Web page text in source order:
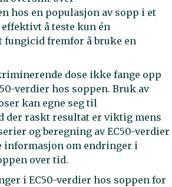
hos en populasjon av sopp i et
å teste kun én
fungicid fremfor å bruke en
dose ikke fange opp
verdier hos soppen. Bruk av
kan egne seg til
der raskt resultat er viktig mens
og beregning av EC50-verdier
informasjon om endringer i
over tid.
i EC50-verdier hos soppen for